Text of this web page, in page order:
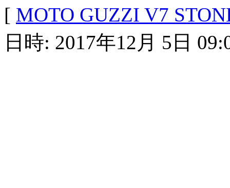
[ MOTO GUZZI V7
日時: 2017年12月 5日